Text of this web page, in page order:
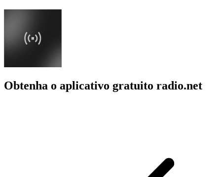
Obtenha o aplicativo gratuito radio.net